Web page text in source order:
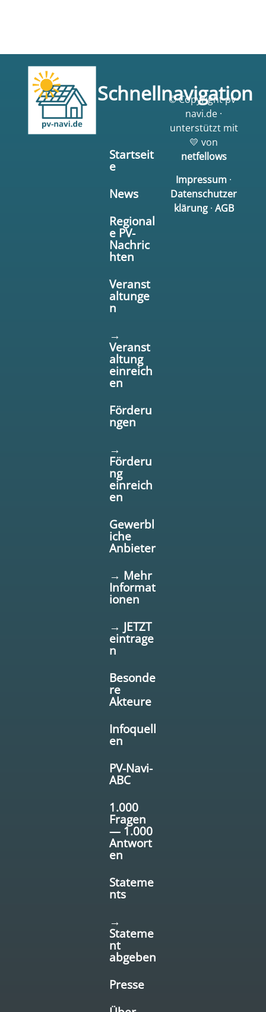
Schnellnavigation
Startseit
e
News
Regional
e PV-
Nachric
hten
Veranst
altunge
n
→
Veranst
altung
einreich
en
Förderu
ngen
→
Förderu
ng
einreich
en
Gewerbl
iche
Anbieter
→ Mehr
Informat
ionen
→ JETZT
eintrage
n
Besonde
re
Akteure
Infoquell
en
PV-Navi-
ABC
1.000
Fragen
— 1.000
Antwort
en
Stateme
nts
→
Stateme
nt
abgeben
Presse
© Copyright pv-
navi.de ·
unterstützt mit
💛 von
netfellows
Impressum ·
Datenschutzer
klärung· AGB